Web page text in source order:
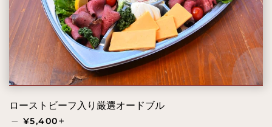
ローストビーフ入り厳選オードブル
— 通常価格
¥5,400